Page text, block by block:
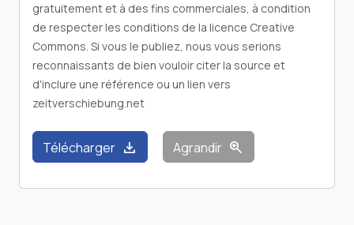
gratuitement et à des fins commerciales, à condition
de respecter les conditions de la licence Creative
Commons. Si vous le publiez, nous vous serions
reconnaissants de bien vouloir citer la source et
d'inclure une référence ou un lien vers
zeitverschiebung.net
Télécharger download Agrandir zoom_in